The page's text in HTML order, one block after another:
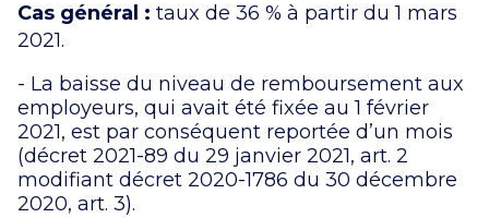
Cas général : taux de 36 % à partir du 1 mars
2021.
- La baisse du niveau de remboursement aux
employeurs, qui avait été fixée au 1 février
2021, est par conséquent reportée d’un mois
(décret 2021-89 du 29 janvier 2021, art. 2
modifiant décret 2020-1786 du 30 décembre
2020, art. 3).